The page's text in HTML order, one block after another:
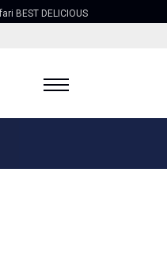
BEST DELICIOUS
ンド